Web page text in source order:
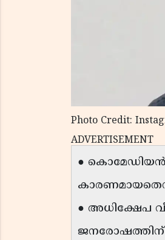
Photo Credit:
ADVERTISEMENT
●
● അധിക്ഷേപ
ജനരോഷത്തിന്